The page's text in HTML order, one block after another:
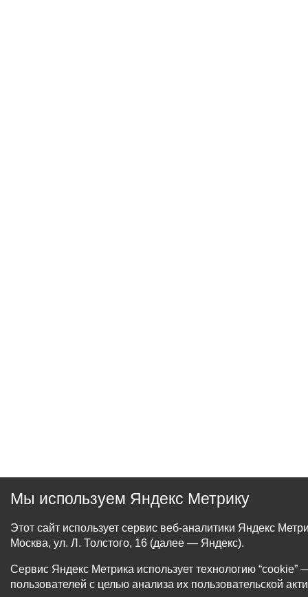
Мы используем Яндекс Метрику
Этот сайт использует сервис веб-аналитики Яндекс
Москва, ул. Л. Толстого, 16 (далее — Яндекс).
Сервис Яндекс Метрика использует технологию
пользователей с целью анализа их пользовательской